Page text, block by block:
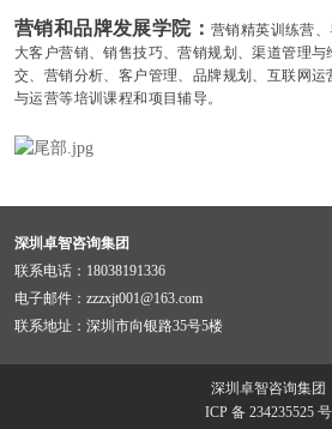
营销和品牌发展学院： 营销精英训练营、
大客户营销、销售技巧、营销规划、渠道管理
交、营销分析、客户管理、品牌规划、互联网
与运营等培训课程和项目辅导。
深圳卓智咨询集团
联系电话：18038191336
电子邮件：zzzxjt001@163.com
联系地址：深圳市向银路35号5楼
深圳卓智咨询集团
ICP 备 234235525 号